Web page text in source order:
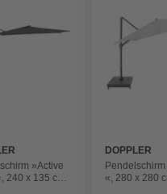
»Active
240 x 135 cm,
DOPPLER
«, 280 x 280